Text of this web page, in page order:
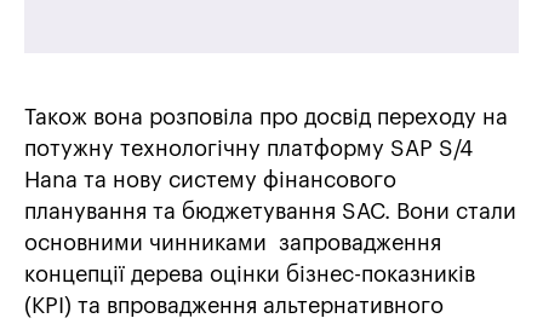
Також вона розповіла про досвід переходу на
потужну технологічну платформу SAP S/4
Hana та нову систему фінансового
планування та бюджетування SAC. Вони стали
основними чинниками запровадження
концепції дерева оцінки бізнес-показників
(KPI) та впровадження альтернативного